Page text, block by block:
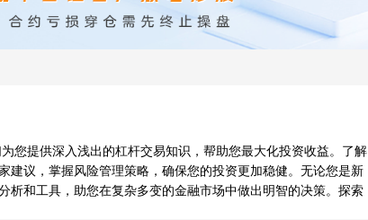
您提供深入浅出的杠杆交易知识，帮助您最大化投资收益。了解
议，掌握风险管理策略，确保您的投资更加稳健。无论您是新
和工具，助您在复杂多变的金融市场中做出明智的决策。探索